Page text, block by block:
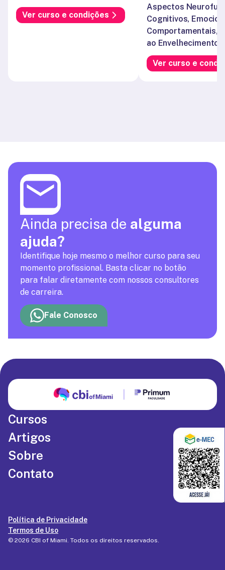
Ver curso e condições
Aspectos
Cognitivos,
Comportamentais,
ao Envelhecimento.
Ver curso e
Ainda precisa de alguma
ajuda?
Identifique hoje mesmo o melhor curso para seu
momento profissional. Basta clicar no botão
para falar diretamente com nossos consultores
de carreira.
Fale Conosco
Cursos
Artigos
Sobre
Contato
Política de Privacidade
Termos de Uso
© 2026 CBI of Miami. Todos os direitos reservados.